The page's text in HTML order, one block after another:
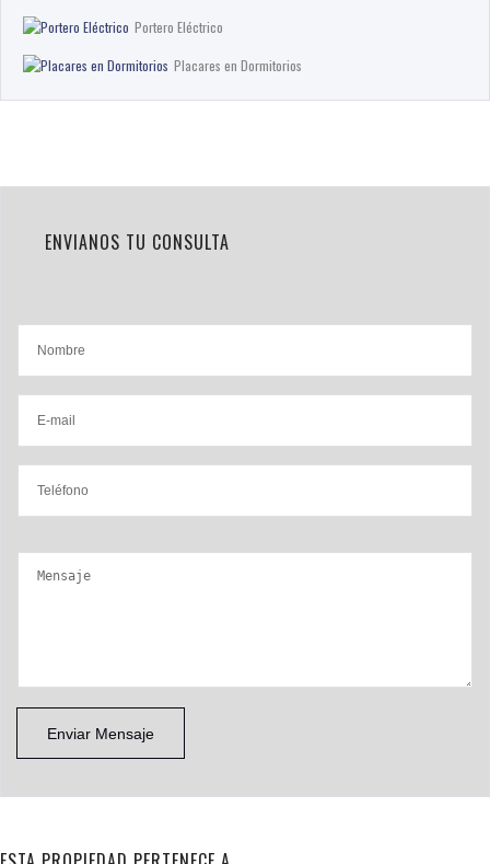
Portero Eléctrico
Placares en Dormitorios
ENVIANOS TU CONSULTA
Enviar Mensaje